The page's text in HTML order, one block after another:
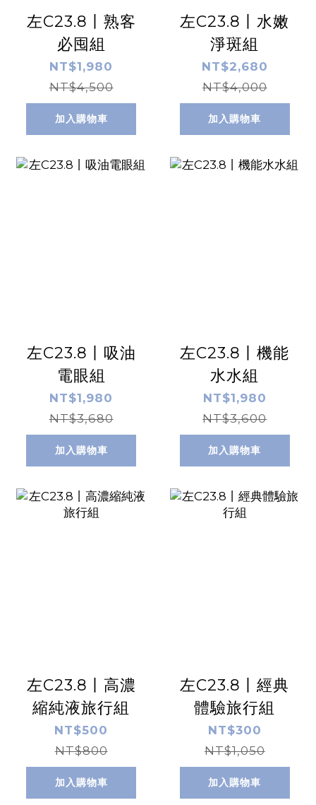
左C23.8丨熟客
必囤組
NT$1,980
NT$4,500
加入購物車
左C23.8丨水嫩
淨斑組
NT$2,680
NT$4,000
加入購物車
左C23.8丨吸油
電眼組
NT$1,980
NT$3,680
加入購物車
左C23.8丨機能
水水組
NT$1,980
NT$3,600
加入購物車
左C23.8丨高濃
縮純液旅行組
NT$500
NT$800
加入購物車
左C23.8丨經典
體驗旅行組
NT$300
NT$1,050
加入購物車